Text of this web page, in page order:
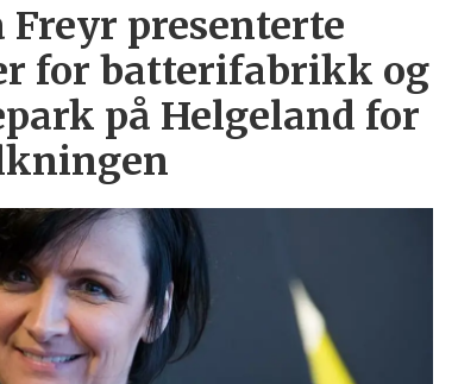
Freyr presenterte
for batterifabrikk og
på Helgeland for